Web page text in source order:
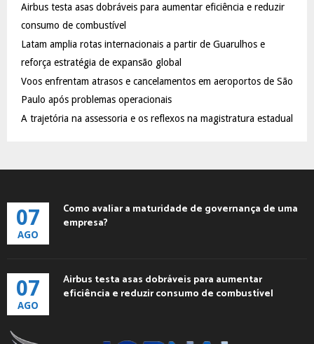
r
:
R
Airbus testa asas dobráveis para aumentar eficiência e reduzir
consumo de combustível
Latam amplia rotas internacionais a partir de Guarulhos e
reforça estratégia de expansão global
Voos enfrentam atrasos e cancelamentos em aeroportos de São
Paulo após problemas operacionais
A trajetória na assessoria e os reflexos na magistratura estadual
07
AGO
Como avaliar a maturidade de governança de uma
empresa?
07
AGO
Airbus testa asas dobráveis para aumentar
eficiência e reduzir consumo de combustível